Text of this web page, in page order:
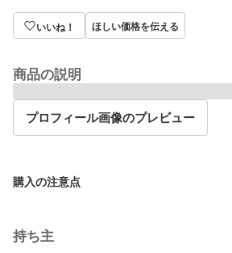
いいね！ ほしい価格を伝える
商品の説明
プロフィール画像のプレビュー
購入の注意点
持ち主